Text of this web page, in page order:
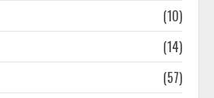
(10)
(14)
(57)